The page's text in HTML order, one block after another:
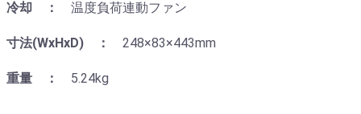
冷却 ： 温度負荷連動ファン
寸法(WxHxD) ： 248×83×443mm
重量 ： 5.24kg